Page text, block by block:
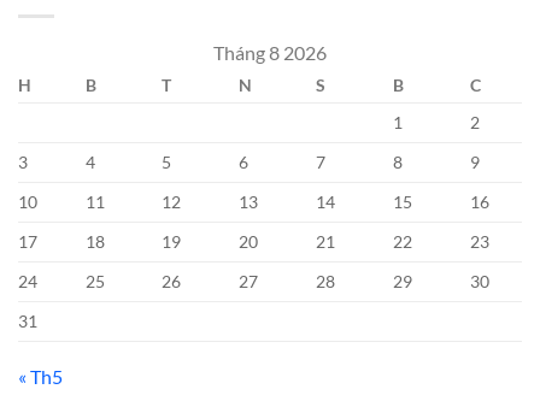
Tháng 8 2026
H B T N S B
C
1
2
3
4 5 6 7 8
9
10
11 12 13 14 15
16
17
18 19 20 21 22
23
24
25 26 27 28 29
30
31
« Th5